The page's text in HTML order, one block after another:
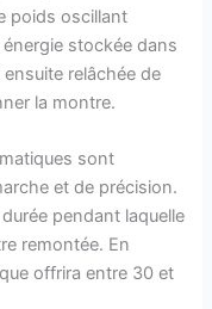
poids oscillant
stockée dans
relâchée de
la montre.
sont
et de précision.
pendant laquelle
remontée. En
offrira entre 30 et